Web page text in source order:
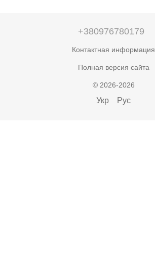
+380976780179
Контактная информация
Полная версия сайта
© 2026-2026
Укр Рус